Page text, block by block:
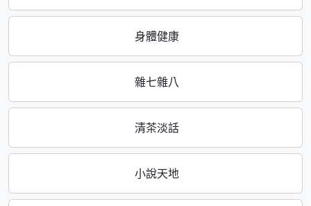
身體健康
雜七雜八
清茶淡話
小說天地